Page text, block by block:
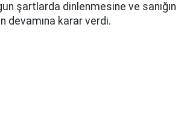
şartlarda dinlenmesine ve sanığın
devamına karar verdi.